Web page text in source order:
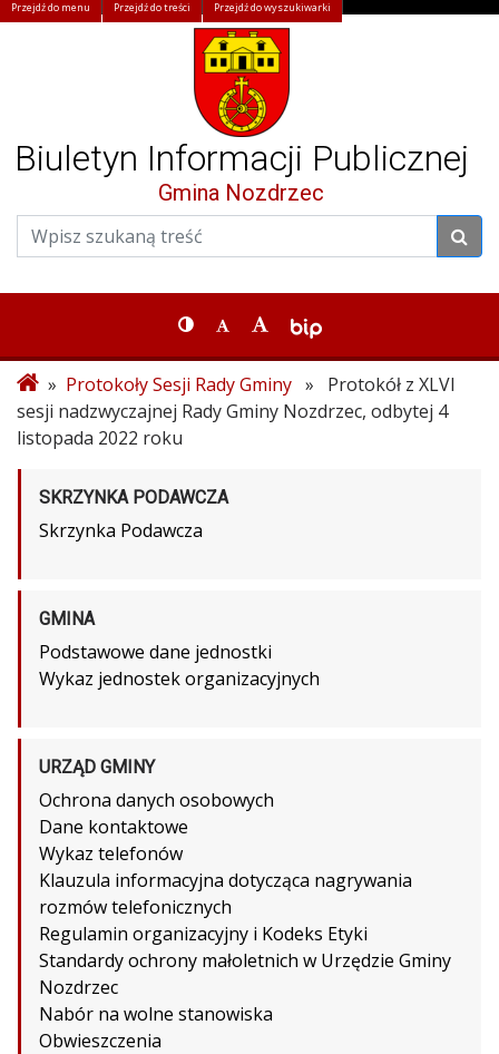
Przejdź do menu Przejdź do treści Przejdź do wyszukiwarki
Biuletyn Informacji Publicznej
Gmina Nozdrzec
» Protokoły Sesji Rady Gminy » Protokół z XLVI
sesji nadzwyczajnej Rady Gminy Nozdrzec, odbytej 4
listopada 2022 roku
SKRZYNKA PODAWCZA
Skrzynka Podawcza
GMINA
Podstawowe dane jednostki
Wykaz jednostek organizacyjnych
URZĄD GMINY
Ochrona danych osobowych
Dane kontaktowe
Wykaz telefonów
Klauzula informacyjna dotycząca nagrywania
rozmów telefonicznych
Regulamin organizacyjny i Kodeks Etyki
Standardy ochrony małoletnich w Urzędzie Gminy
Nozdrzec
Nabór na wolne stanowiska
Obwieszczenia